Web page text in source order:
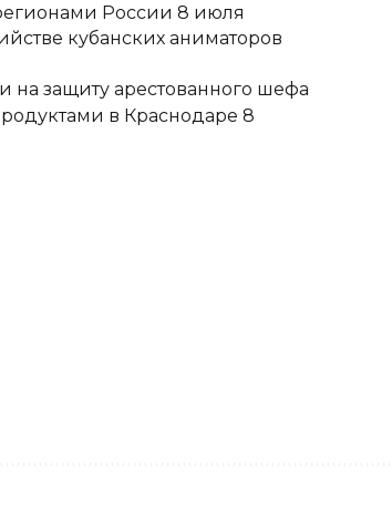
России 8 июля
кубанских аниматоров
на защиту арестованного шефа
в Краснодаре 8